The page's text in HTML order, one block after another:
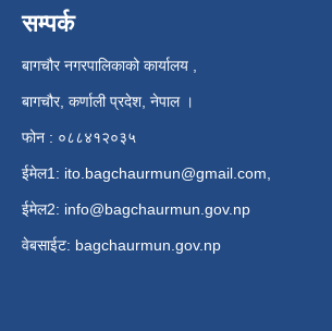
सम्पर्क
बागचौर नगरपालिकाको कार्यालय ,
बागचौर, कर्णाली प्रदेश, नेपाल ।
फोन : ०८८४१२०३५
ईमेल1: ito.bagchaurmun@gmail.com
ईमेल2: info@bagchaurmun.gov.np
वे‍बसाईट: bagchaurmun.gov.np